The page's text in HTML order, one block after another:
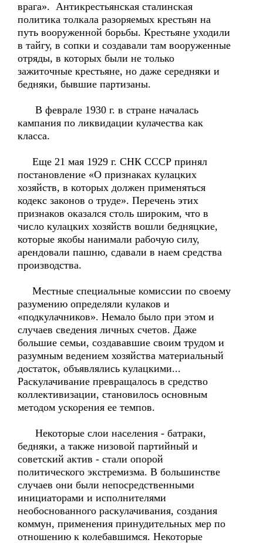
врага». Антикрестьянская сталинская
политика толкала разоряемых крестьян на
путь вооруженной борьбы. Крестьяне уходили
в тайгу, в сопки и создавали там вооруженные
отряды, в которых были не только
зажиточные крестьяне, но даже середняки и
бедняки, бывшие партизаны.
В феврале 1930 г. в стране началась
кампания по ликвидации кулачества как
класса.
Еще 21 мая 1929 г. СНК СССР принял
постановление «О признаках кулацких
хозяйств, в которых должен применяться
кодекс законов о труде». Перечень этих
признаков оказался столь широким, что в
число кулацких хозяйств вошли бедняцкие,
которые якобы нанимали рабочую силу,
арендовали пашню, сдавали в наем средства
производства.
Местные специальные комиссии по своему
разумению определяли кулаков и
«подкулачников». Немало было при этом и
случаев сведения личных счетов. Даже
большие семьи, создававшие своим трудом и
разумным ведением хозяйства материальный
достаток, объявлялись кулацкими...
Раскулачивание превращалось в средство
коллективизации, становилось основным
методом ускорения ее темпов.
Некоторые слои населения - батраки,
бедняки, а также низовой партийный и
советский актив - стали опорой
политического экстремизма. В большинстве
случаев они были непосредственными
инициаторами и исполнителями
необоснованного раскулачивания, создания
коммун, применения принудительных мер по
отношению к колебавшимся. Некоторые